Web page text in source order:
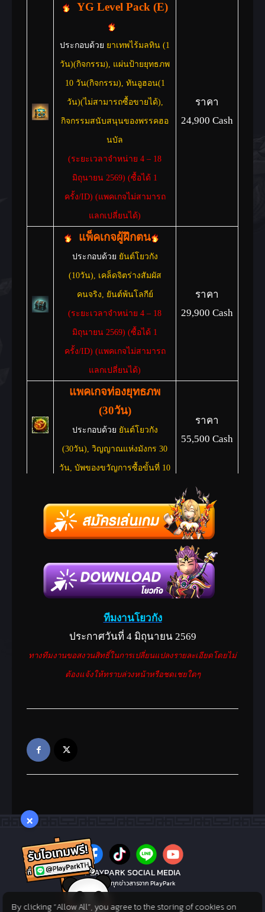
YG Level Pack (E)
ประกอบด้วย ยาเทพไร้มลทิน (1
วัน)(กิจกรรม), แผ่นป้ายยุทธภพ
10 วัน(กิจกรรม), ทันอูฮอน(1
วัน)(ไม่สามารถซื้อขายได้),
กิจกรรมสนับสนุนของพรรคฮอ
นบัล
(ระยะเวลาจำหน่าย 4 – 18
มิถุนายน 2569) (ซื้อได้ 1
ครั้ง/ID) (แพคเกจไม่สามารถ
แลกเปลี่ยนได้)
ราคา
24,900 Cash
แพ็คเกจผู้ฝึกตน
ประกอบด้วย ยันต์โยวกัง
(10วัน), เคล็ดจิตร่างสัมผัส
คนจริง, ยันต์พ้นโลกีย์
(ระยะเวลาจำหน่าย 4 – 18
มิถุนายน 2569) (ซื้อได้ 1
ครั้ง/ID) (แพคเกจไม่สามารถ
แลกเปลี่ยนได้)
ราคา
29,900 Cash
แพคเกจท่องยุทธภพ
(30วัน)
ประกอบด้วย ยันต์โยวกัง
(30วัน), วิญญาณแห่งมังกร 30
วัน, บัพของขวัญการซื้อขั้นที่ 10
ราคา
55,500 Cash
วัน
สามารถใช้ระบบวิญญาณ
ราคา 3,000
Cash
ยันต์โยวกัง(1วัน)
สามารถใช้งานหน้าต่าง
+50%,
วิญญาณ 1.5 เท่า, อัตรา
การอัพเกรด+หลอมรวม
เพิ่มขึ้น +5%
ราคา3,000
ลดเหลือ
2,850 Cash
วิญญาณ 1.5 เท่า, อัตรา
สามารถใช้งานหน้าต่าง
สวมใส่สำรองได้, EXP
+50%,
วิญญาณ 1.5 เท่า, อัตรา
ทีมงานโยวกัง
ประกาศวันที่ 4 มิถุนายน 2569
ทางทีมงานขอสงวนสิทธิ์ในการเปลี่ยนแปลงรายละเอียดโดยไม่
ต้องแจ้งให้ทราบล่วงหน้าหรือชดเชยใดๆ
PLAYPARK SOCIAL MEDIA
ไม่พลาดทุกข่าวสารจาก PlayPark
×
By clicking “Allow All”, you agree to the storing of cookies on